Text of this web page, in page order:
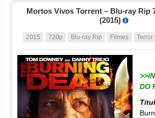
Mortos Vivos Torrent – Blu-ray Rip
(2015)
2015 720p Blu-ray Rip Filmes Terror
DO